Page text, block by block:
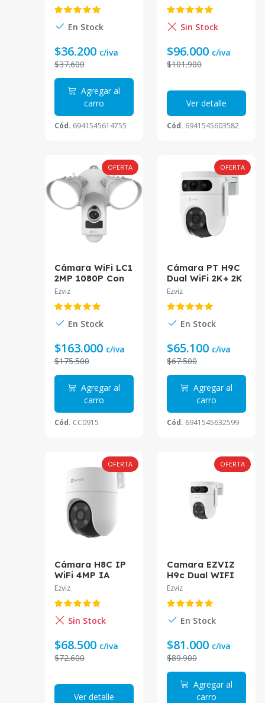
En Stock
$36.200 c/iva
$37.600
Agregar al
carro
Cód. 6941545614755
1F2WFL1
Sin Stock
$96.000 c/iva
$101.900
Ver detalle
Cód. 6941545603582
OFERTA
Cámara WiFi LC1
2MP 1080P Con
Reflector CS-
1B2WPFRL(2,6m
m) EZVIZ
Ezviz
En Stock
$163.000 c/iva
$175.500
Agregar al
carro
Cód. CC0915
OFERTA
Cámara PT H9C
Dual WiFi 2K+ 2K
CS-H9c-R100-
Ezviz
En Stock
$65.100 c/iva
$67.500
Agregar al
carro
Cód. 6941545632599
OFERTA
Cámara H8C IP
WiFi 4MP IA
Audio Auto
Y Luz CS-H8c-
R100-1J4WKFL
4mm Ezviz
Ezviz
Sin Stock
$68.500 c/iva
$72.600
Ver detalle
OFERTA
Camara EZVIZ
H9c Dual WIFI
3K 5MP Audio
R100-8G55WKFL
Ezviz
En Stock
$81.000 c/iva
$89.900
Agregar al
carro